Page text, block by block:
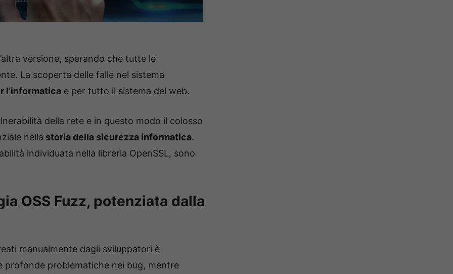
versione, sperando che tutte le
La scoperta delle falle nel sistema
l’informatica e per tutto il sistema del web.
della rete e in questo modo il colosso
nella storia della sicurezza informatica.
individuata nella libreria OpenSSL, sono
OSS Fuzz, potenziata dalla
manualmente dagli sviluppatori è
profonde problematiche nei bug, mentre